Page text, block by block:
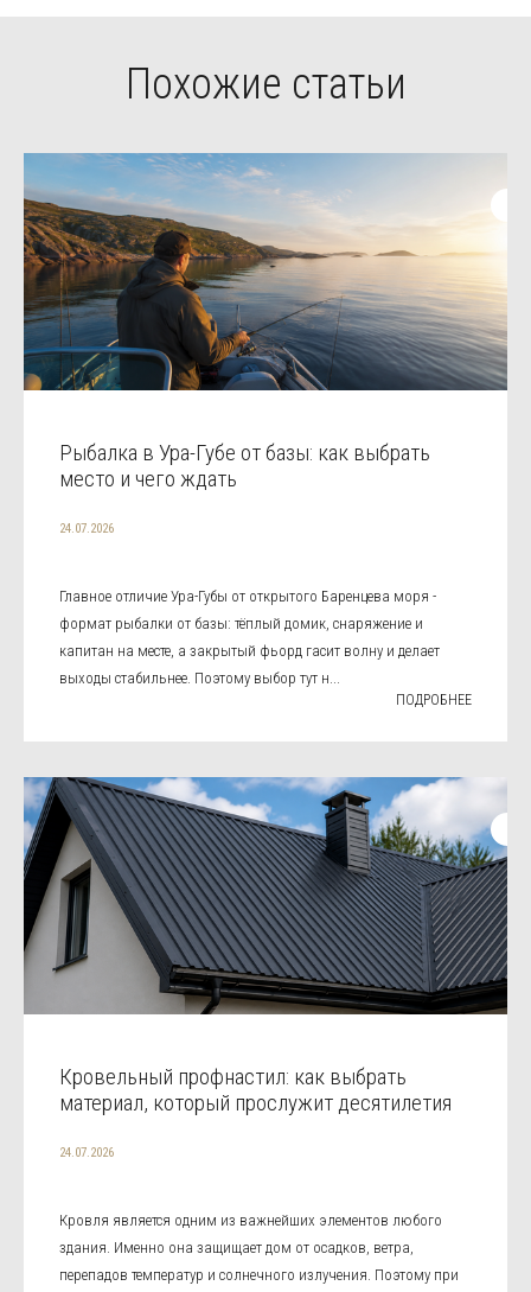
Похожие статьи
Рыбалка в Ура-Губе от базы: как выбрать
место и чего ждать
24.07.2026
Главное отличие Ура-Губы от открытого Баренцева моря -
формат рыбалки от базы: тёплый домик, снаряжение и
капитан на месте, а закрытый фьорд гасит волну и делает
выходы стабильнее. Поэтому выбор тут н...
ПОДРОБНЕЕ
Кровельный профнастил: как выбрать
материал, который прослужит десятилетия
24.07.2026
Кровля является одним из важнейших элементов любого
здания. Именно она защищает дом от осадков, ветра,
перепадов температур и солнечного излучения. Поэтому при